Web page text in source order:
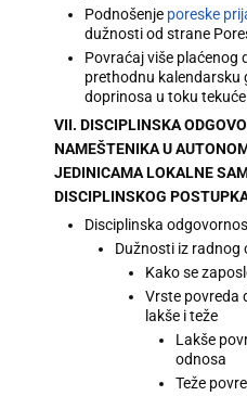
Podnošenje poreske
dužnosti od strane
Povraćaj više plaćenog
prethodnu kalendarsku
doprinosa u toku
VII. DISCIPLINSKA
NAMEŠTENIKA U
JEDINICAMA LOKALNE
DISCIPLINSKOG
Disciplinska
Dužnosti iz radnog
Kako se
Vrste povreda
lakše i teže
Lakše
odnosa
Teže